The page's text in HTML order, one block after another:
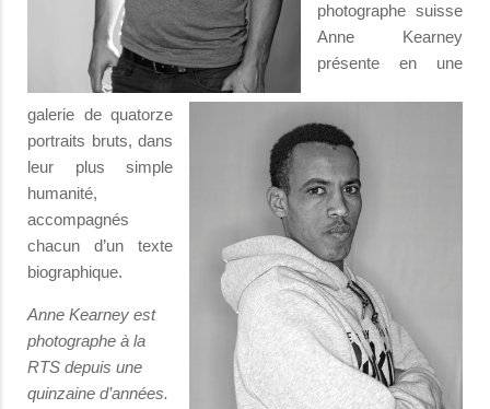
photographe suisse
Anne Kearney
présente en une
galerie de quatorze
portraits bruts, dans
leur plus simple
humanité,
accompagnés
chacun d’un texte
biographique.
Anne Kearney est
photographe à la
RTS depuis une
quinzaine d’années.